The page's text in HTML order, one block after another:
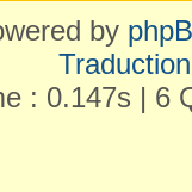
by
: 0.147s | 6